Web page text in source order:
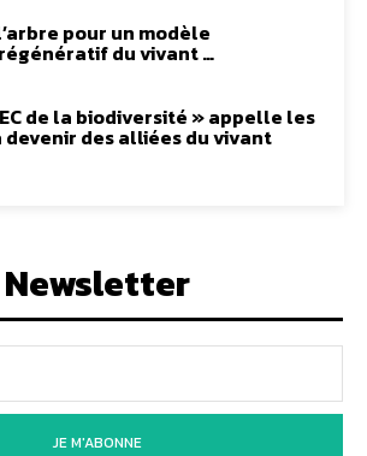
pour un modèle
du vivant …
de la biodiversité » appelle les
des alliées du vivant
Newsletter
JE M'ABONNE